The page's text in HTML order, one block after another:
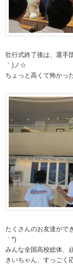
壮行式終了後は、選手
｀)ノ☆
ちょっと高くて怖かっ
たくさんのお友達がで
｀*)
みんな全国高校総体、
きいちゃん、すっご